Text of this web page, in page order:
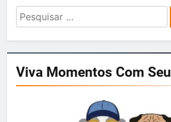
Pesquisar
por:
Viva Momentos Com Seu